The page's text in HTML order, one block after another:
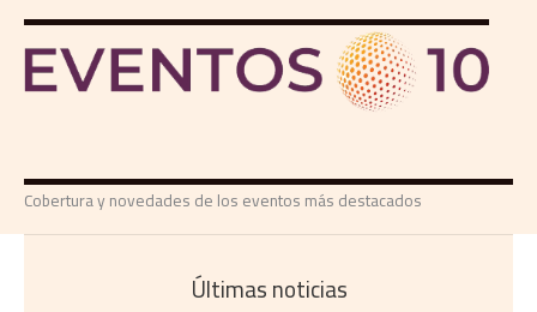
Cobertura y novedades de los eventos más destacados
Últimas noticias